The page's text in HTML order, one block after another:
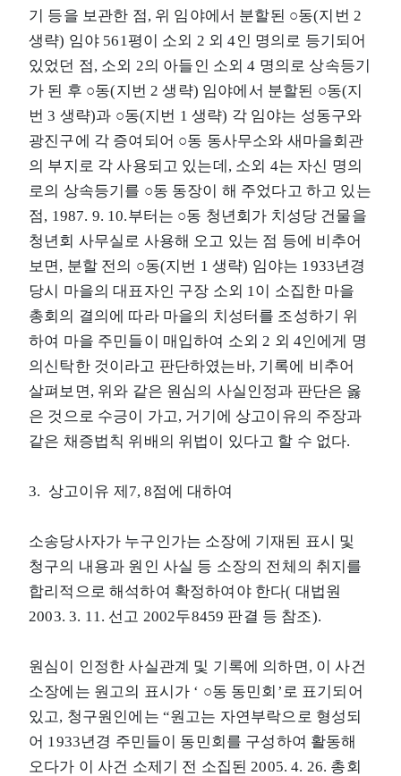
기 등을 보관한 점, 위 임야에서 분할된 ○동(지번 2
생략) 임야 561평이 소외 2 외 4인 명의로 등기되어
있었던 점, 소외 2의 아들인 소외 4 명의로 상속등기
가 된 후 ○동(지번 2 생략) 임야에서 분할된 ○동(지
번 3 생략)과 ○동(지번 1 생략) 각 임야는 성동구와
광진구에 각 증여되어 ○동 동사무소와 새마을회관
의 부지로 각 사용되고 있는데, 소외 4는 자신 명의
로의 상속등기를 ○동 동장이 해 주었다고 하고 있는
점, 1987. 9. 10.부터는 ○동 청년회가 치성당 건물을
청년회 사무실로 사용해 오고 있는 점 등에 비추어
보면, 분할 전의 ○동(지번 1 생략) 임야는 1933년경
당시 마을의 대표자인 구장 소외 1이 소집한 마을
총회의 결의에 따라 마을의 치성터를 조성하기 위
하여 마을 주민들이 매입하여 소외 2 외 4인에게 명
의신탁한 것이라고 판단하였는바, 기록에 비추어
살펴보면, 위와 같은 원심의 사실인정과 판단은 옳
은 것으로 수긍이 가고, 거기에 상고이유의 주장과
같은 채증법칙 위배의 위법이 있다고 할 수 없다.
3. 상고이유 제7, 8점에 대하여
소송당사자가 누구인가는 소장에 기재된 표시 및
청구의 내용과 원인 사실 등 소장의 전체의 취지를
합리적으로 해석하여 확정하여야 한다( 대법원
2003. 3. 11. 선고 2002두8459 판결 등 참조).
원심이 인정한 사실관계 및 기록에 의하면, 이 사건
소장에는 원고의 표시가 ‘ ○동 동민회’로 표기되어
있고, 청구원인에는 “원고는 자연부락으로 형성되
어 1933년경 주민들이 동민회를 구성하여 활동해
오다가 이 사건 소제기 전 소집된 2005. 4. 26. 총회